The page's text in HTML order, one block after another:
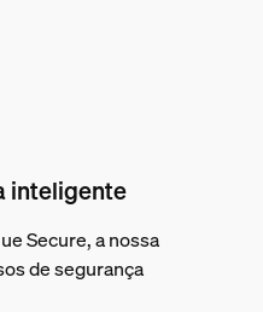
inteligente
Secure, a nossa
de segurança